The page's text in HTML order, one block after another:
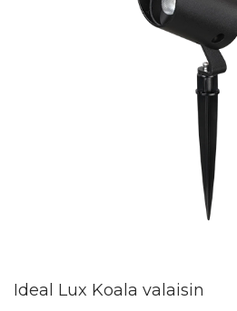
Ideal Lux Koala valaisin